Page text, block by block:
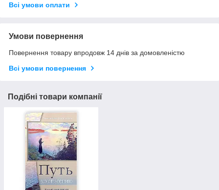
Всі умови оплати
Умови повернення
Повернення товару впродовж 14 днів за домовленістю
Всі умови повернення
Подібні товари компанії